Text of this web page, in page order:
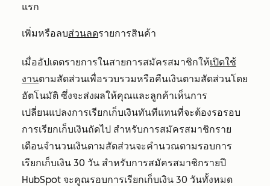
แรก
เพิ่มหรือลบส่วนลดรายการสินค้า
เมื่ออัปเดตรายการในสายการสมัครสมาชิกให้เปิดใช้
งานตามสัดส่วนเพื่อรวบรวมหรือคืนเงินตามสัดส่วนโดย
อัตโนมัติ ซึ่งจะส่งผลให้คุณและลูกค้าเห็นการ
เปลี่ยนแปลงการเรียกเก็บเงินทันทีแทนที่จะต้องรอรอบ
การเรียกเก็บเงินถัดไป สำหรับการสมัครสมาชิกราย
เดือนจำนวนเงินตามสัดส่วนจะคำนวณตามรอบการ
เรียกเก็บเงิน 30 วัน สำหรับการสมัครสมาชิกรายปี
HubSpot จะคูณรอบการเรียกเก็บเงิน 30 วันทั้งหมด